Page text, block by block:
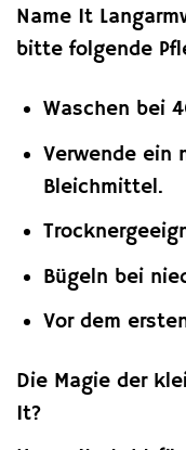
Name It
bitte folgende
Waschen bei
Verwende ein
Bleichmittel.
Bügeln bei
Vor dem
Die Magie der
It?